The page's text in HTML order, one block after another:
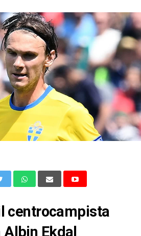
centrocampista
Ekdal